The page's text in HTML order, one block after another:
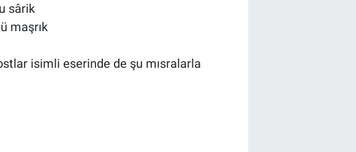
sârik
maşrık
isimli eserinde de şu mısralarla